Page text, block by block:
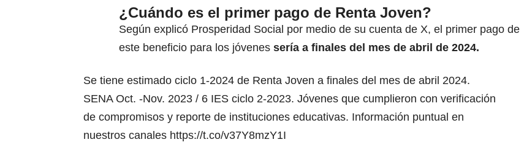
¿Cuándo es el primer pago de Renta Joven?
Según explicó Prosperidad Social por medio de su cuenta de X, el primer pago de
este beneficio para los jóvenes sería a finales del mes de abril de 2024.
Se tiene estimado ciclo 1-2024 de Renta Joven a finales del mes de abril 2024.
SENA Oct. -Nov. 2023 / 6 IES ciclo 2-2023. Jóvenes que cumplieron con verificación
de compromisos y reporte de instituciones educativas. Información puntual en
nuestros canales https://t.co/v37Y8mzY1I